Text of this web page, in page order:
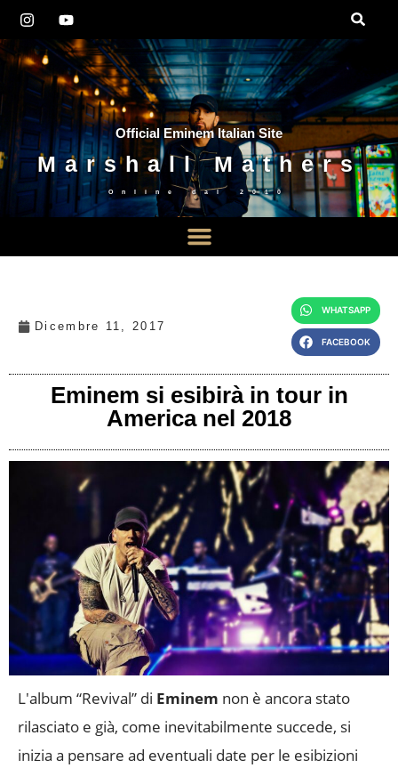
Official Eminem Italian Site
Marshall Mathers
Online dal 2010
Dicembre 11, 2017
WHATSAPP
FACEBOOK
Eminem si esibirà in tour in
America nel 2018
L'album “Revival” di Eminem non è ancora stato
rilasciato e già, come inevitabilmente succede, si
inizia a pensare ad eventuali date per le esibizioni